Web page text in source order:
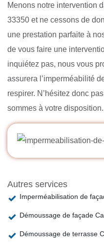
Menons notre intervention
33350 et ne cessons de
une prestation parfaite à
de vous faire une
inquiétez pas, nous vous
assurera l’imperméabilité
respirer. N’hésitez donc
sommes à votre disposition.
Autres services
Imperméabilisation de
Démoussage de façade
Démoussage de terrasse